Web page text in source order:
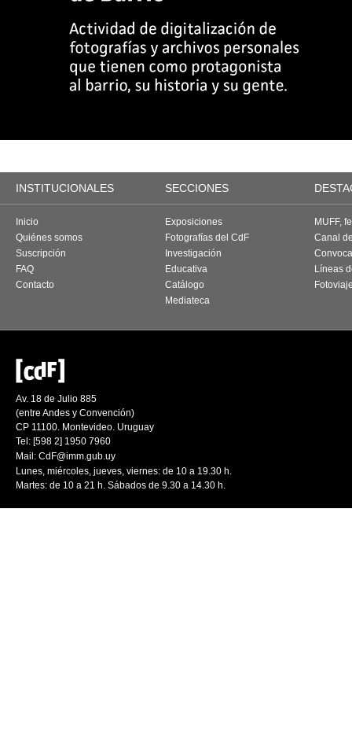
INSTITUCIONALES SECCIONES
Inicio
Quiénes somos
Suscripción
FAQ
Contacto
Exposiciones
Fotografías del CdF
Investigación
Educativa
Catálogo
Mediateca
MUFF,
Canal
Líneas
Av. 18 de Julio 885
(entre Andes y Convención)
CP 11100. Montevideo. Uruguay
Tel: [598 2] 1950 7960
Mail: CdF@imm.gub.uy
Lunes, miércoles, jueves, viernes: de 10 a 19.30 h.
Martes: de 10 a 21 h. Sábados de 9.30 a 14.30 h.